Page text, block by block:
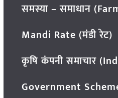
समस्या – समाधान
Mandi Rate (मंडी रेट)
कृषि कंपनी समाचार
Government